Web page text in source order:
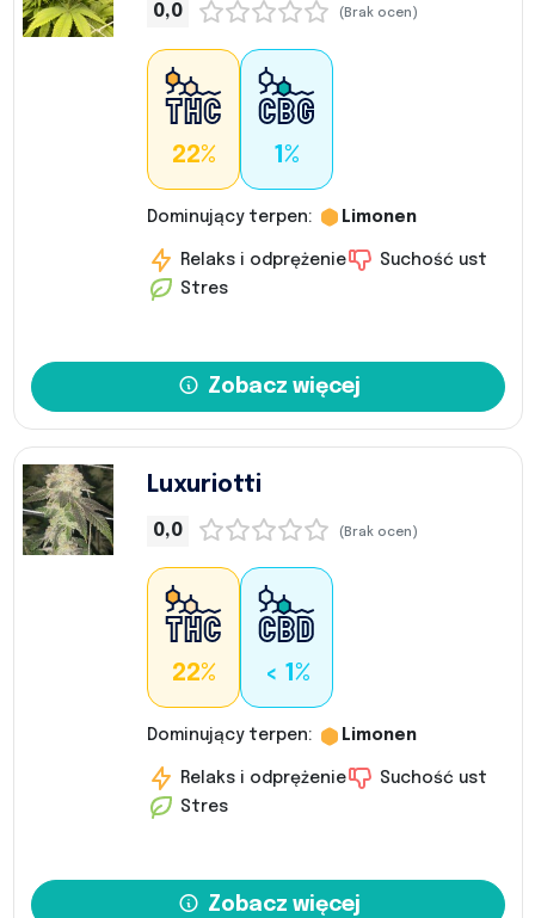
0,0 (Brak ocen)
22% 1%
Dominujący terpen: Limonen
Relaks i odprężenie
Suchość ust
Stres
Zobacz więcej
Luxuriotti
0,0 (Brak ocen)
22% < 1%
Dominujący terpen: Limonen
Relaks i odprężenie
Suchość ust
Stres
Zobacz więcej